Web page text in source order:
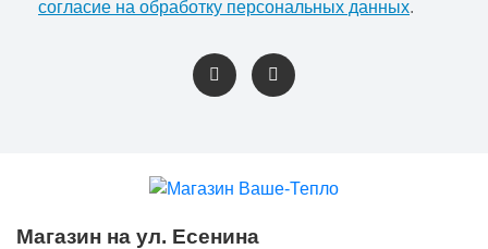
согласие на обработку персональных данных.
Магазин на ул. Есенина